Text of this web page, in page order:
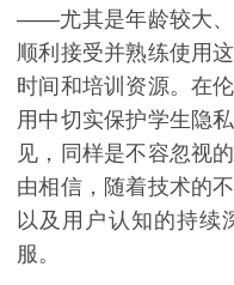
——尤其是年龄较大
顺利接受并熟练使用
时间和培训资源。在
用中切实保护学生隐
见，同样是不容忽视
由相信，随着技术的
以及用户认知的持续
服。